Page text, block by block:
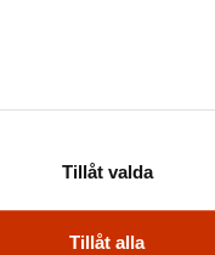
Tillåt alla
Tillåt valda